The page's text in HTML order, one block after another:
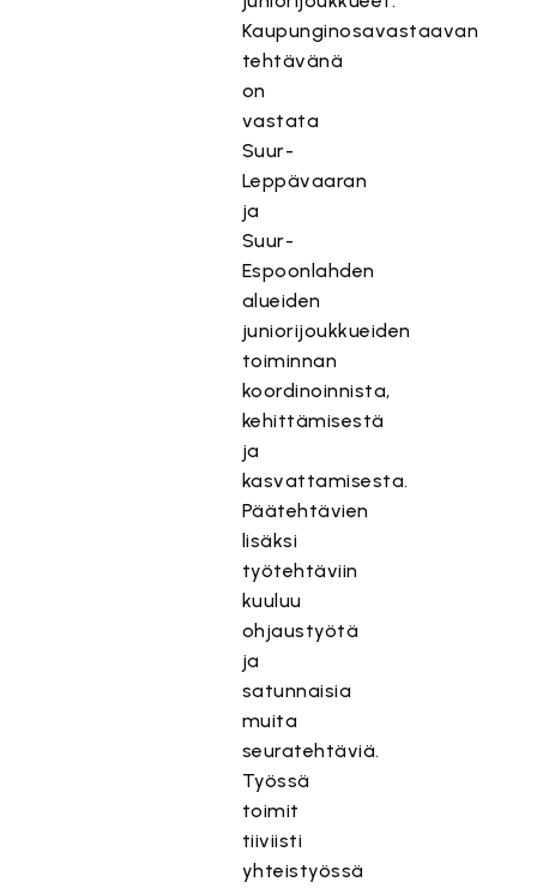
Kaupunginosavastaavan
tehtävänä
on
vastata
Suur-
Leppävaaran
ja
Suur-
Espoonlahden
alueiden
juniorijoukkueiden
toiminnan
koordinoinnista,
kehittämisestä
ja
kasvattamisesta.
Päätehtävien
lisäksi
työtehtäviin
kuuluu
ohjaustyötä
ja
satunnaisia
muita
seuratehtäviä.
Työssä
toimit
tiiviisti
yhteistyössä